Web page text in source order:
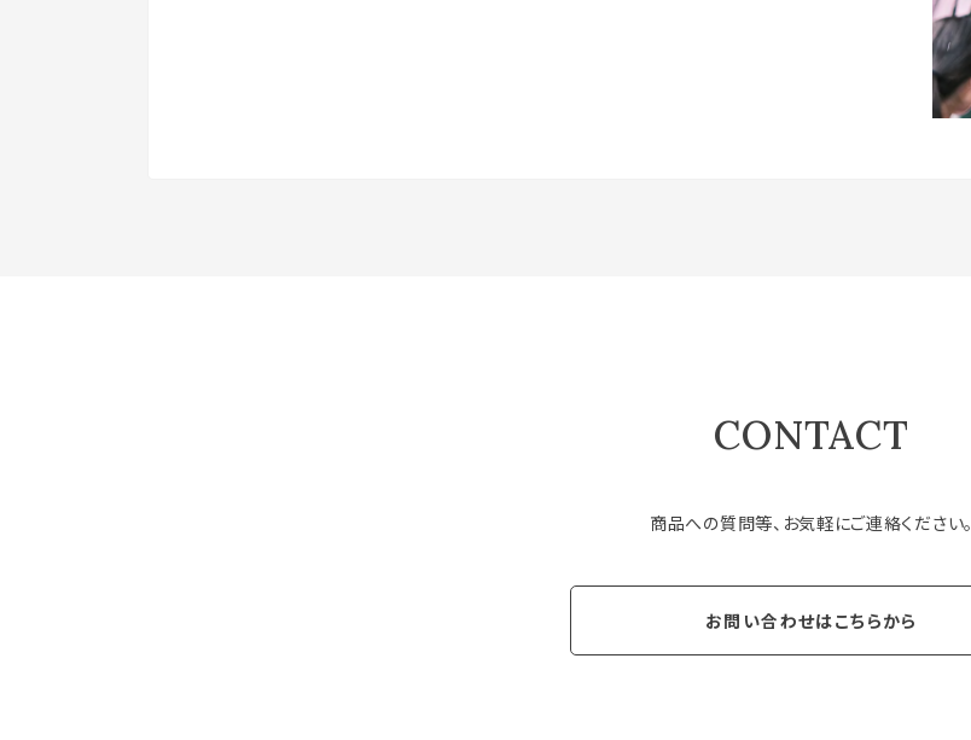
CONTACT
商品への質問等、お気軽にご連絡ください。
お問い合わせはこちらから